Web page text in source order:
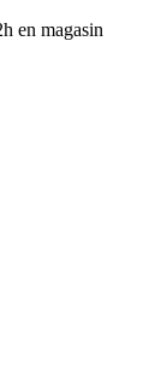
en magasin